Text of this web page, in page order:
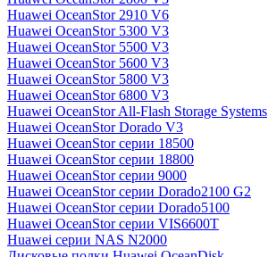
Huawei OceanStor 2910 V6
Huawei OceanStor 5300 V3
Huawei OceanStor 5500 V3
Huawei OceanStor 5600 V3
Huawei OceanStor 5800 V3
Huawei OceanStor 6800 V3
Huawei OceanStor All-Flash Storage Systems
Huawei OceanStor Dorado V3
Huawei OceanStor серии 18500
Huawei OceanStor серии 18800
Huawei OceanStor серии 9000
Huawei OceanStor серии Dorado2100 G2
Huawei OceanStor серии Dorado5100
Huawei OceanStor серии VIS6600T
Huawei серии NAS N2000